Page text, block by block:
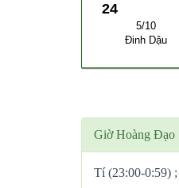
24
5/10
Đinh Dậu
Giờ Hoàng Đạo
Tí (23:00-0:59)